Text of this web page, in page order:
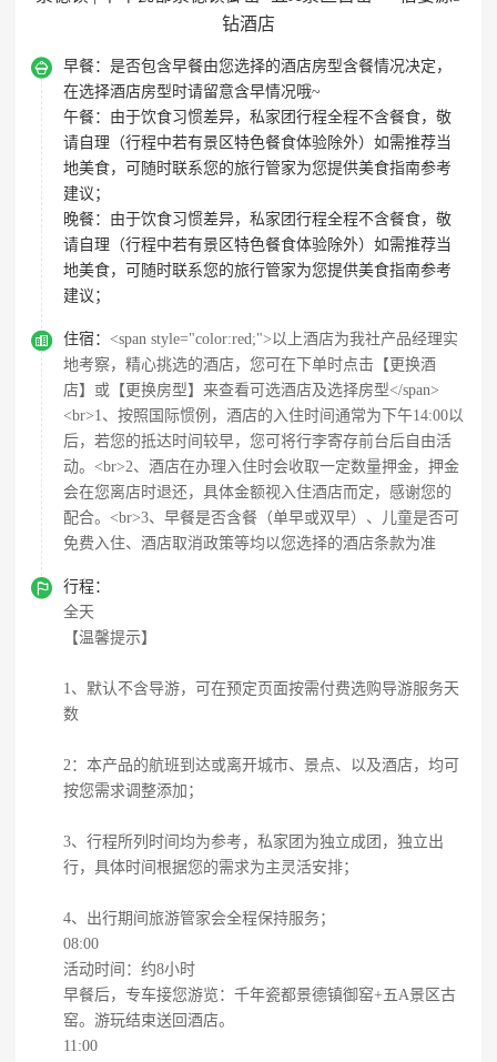
钻酒店
 早餐： 是否包含早餐由您选择的酒店房型含餐情况决定，
在选择酒店房型时请留意含早情况哦~
午餐： 由于饮食习惯差异，私家团行程全程不含餐食，敬
请自理（行程中若有景区特色餐食体验除外）如需推荐当
地美食，可随时联系您的旅行管家为您提供美食指南参考
建议；
晚餐： 由于饮食习惯差异，私家团行程全程不含餐食，敬
请自理（行程中若有景区特色餐食体验除外）如需推荐当
地美食，可随时联系您的旅行管家为您提供美食指南参考
建议；
 住宿： <span style="color:red;">以上酒店为我社产品经理实
地考察，精心挑选的酒店，您可在下单时点击【更换酒
店】或【更换房型】来查看可选酒店及选择房型</span>
<br>1、按照国际惯例，酒店的入住时间通常为下午14:00以
后，若您的抵达时间较早，您可将行李寄存前台后自由活
动。<br>2、酒店在办理入住时会收取一定数量押金，押金
会在您离店时退还，具体金额视入住酒店而定，感谢您的
配合。<br>3、早餐是否含餐（单早或双早）、儿童是否可
免费入住、酒店取消政策等均以您选择的酒店条款为准

行程：
全天
【温馨提示】
1、默认不含导游，可在预定页面按需付费选购导游服务天
数
2：本产品的航班到达或离开城市、景点、以及酒店，均可
按您需求调整添加；
3、行程所列时间均为参考，私家团为独立成团，独立出
行，具体时间根据您的需求为主灵活安排；
4、出行期间旅游管家会全程保持服务；
08:00
活动时间：约8小时
早餐后，专车接您游览：千年瓷都景德镇御窑+五A景区古
窑。游玩结束送回酒店。
11:00